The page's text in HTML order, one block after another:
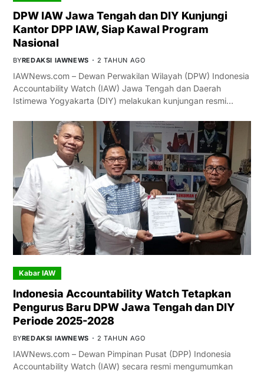
DPW IAW Jawa Tengah dan DIY Kunjungi
Kantor DPP IAW, Siap Kawal Program
Nasional
BYREDAKSI IAWNEWS 2 TAHUN AGO
IAWNews.com – Dewan Perwakilan Wilayah (DPW) Indonesia
Accountability Watch (IAW) Jawa Tengah dan Daerah
Istimewa Yogyakarta (DIY) melakukan kunjungan resmi…
Kabar IAW
Indonesia Accountability Watch Tetapkan
Pengurus Baru DPW Jawa Tengah dan DIY
Periode 2025-2028
BYREDAKSI IAWNEWS 2 TAHUN AGO
IAWNews.com – Dewan Pimpinan Pusat (DPP) Indonesia
Accountability Watch (IAW) secara resmi mengumumkan